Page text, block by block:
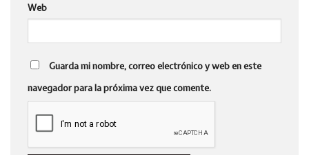
Web
Guarda mi nombre, correo electrónico y web en este
navegador para la próxima vez que comente.